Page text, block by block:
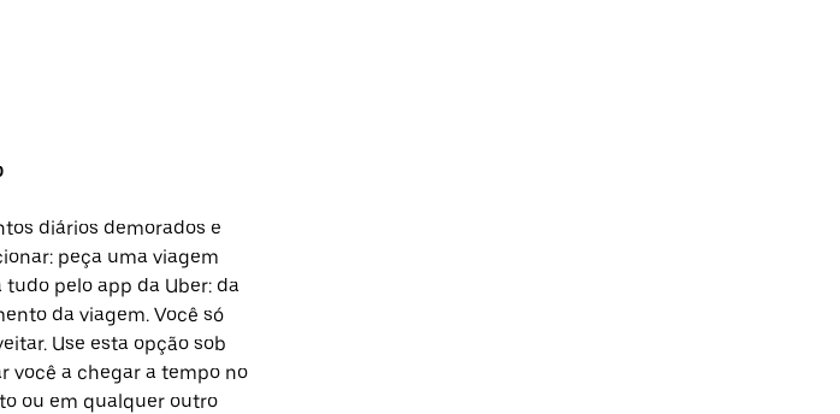
diários demorados e
peça uma viagem
tudo pelo app da Uber: da
da viagem. Você só
Use esta opção sob
você a chegar a tempo no
ou em qualquer outro